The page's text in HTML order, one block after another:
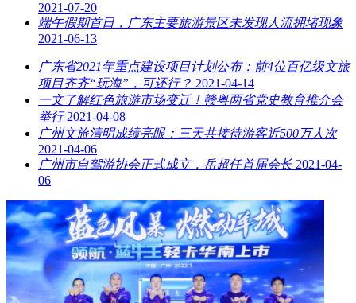
2021-07-20
端午假期首日，广东主要旅游景区未发现人流拥堵现象
2021-06-13
广东省2021年重点建设项目计划公布：前4位百亿级文旅
项目齐齐“玩海”，可还行？ 2021-04-14
一文了解红色旅游市场变迁！赣粤两省党史教育推介会
举行 2021-04-08
广州文旅清明成绩亮眼：三天共接待游客近500万人次
2021-04-06
广州市自驾游协会正式成立，岳超任首届会长 2021-04-
06